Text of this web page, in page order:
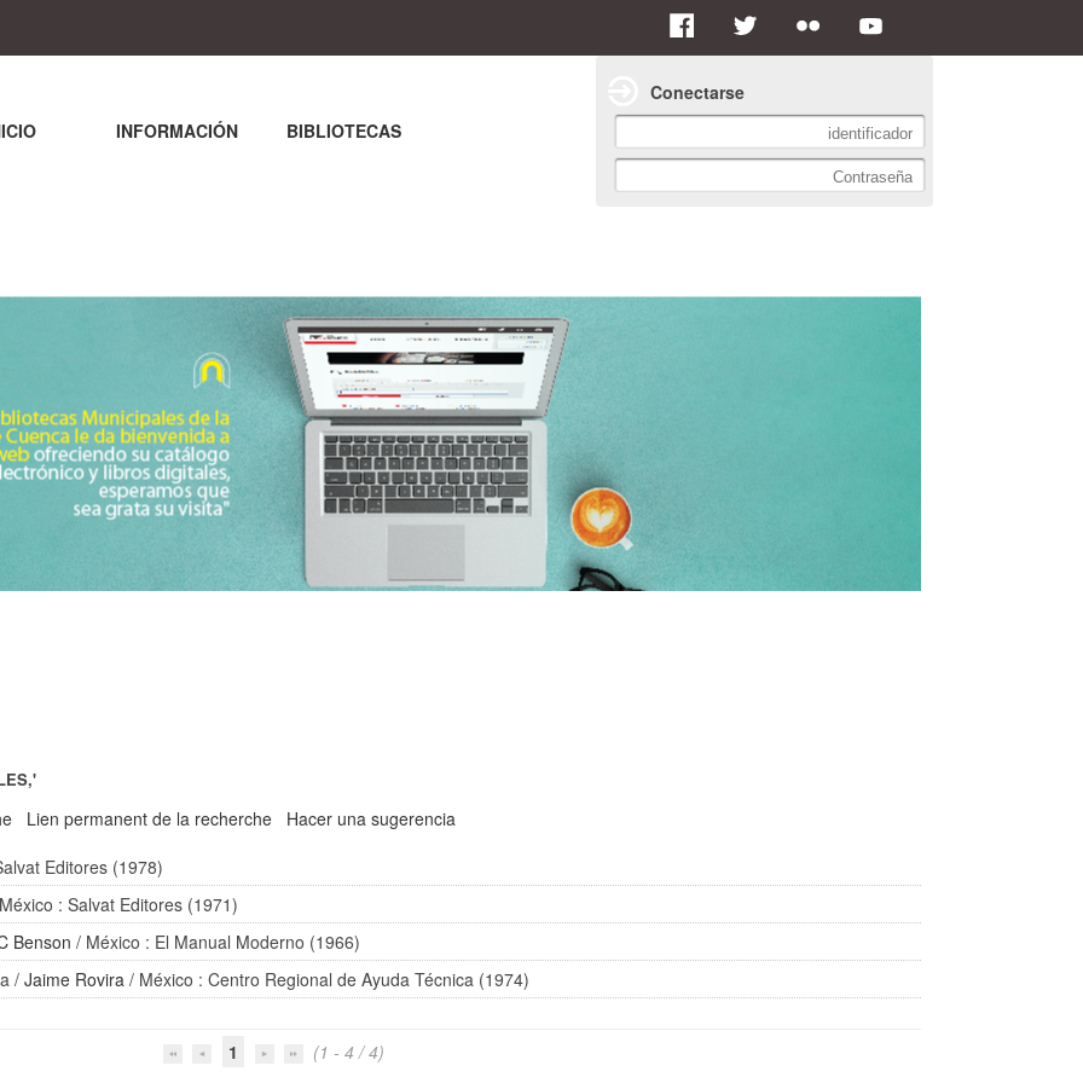
Lien permanent de la recherche
Hacer una sugerencia
Editores (1978)
: Salvat Editores (1971)
Benson / México : El Manual Moderno (1966)
/Jaime Rovira / México : Centro Regional de Ayuda Técnica (1974)
1 (1 - 4 / 4)
INFORMACIÓN BIBLIOTECAS
Conectarse